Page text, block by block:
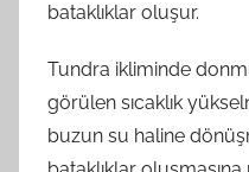
bataklıklar oluşur.
Tundra ikliminde
görülen sıcaklık
buzun su haline